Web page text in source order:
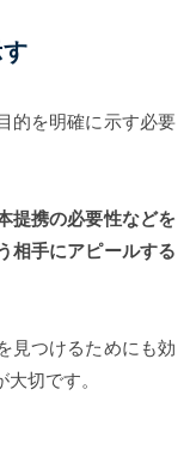
的を明確に示す必要
提携の必要性などを
相手にアピールする
見つけるためにも効
切です。